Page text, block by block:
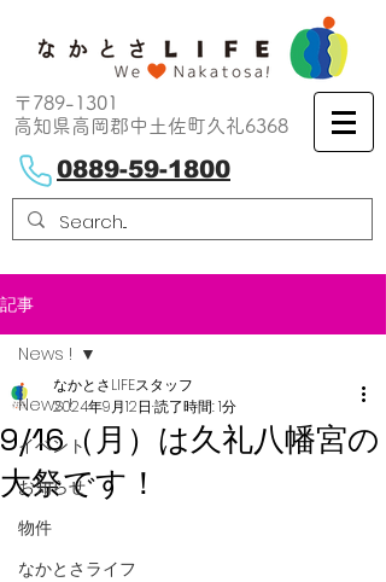
〒789-1301
高知県高岡郡中土佐町久礼6368
0889-59-1800
記事
News !
イベント
お知らせ
物件
なかとさライフ
News !
9/16（月）は久礼八幡宮の
大祭です！
なかとさLIFEスタッフ
2024年9月12日 読了時間: 1分